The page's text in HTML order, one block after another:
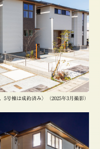
号棟は成約済み〉（2025年3月撮影）